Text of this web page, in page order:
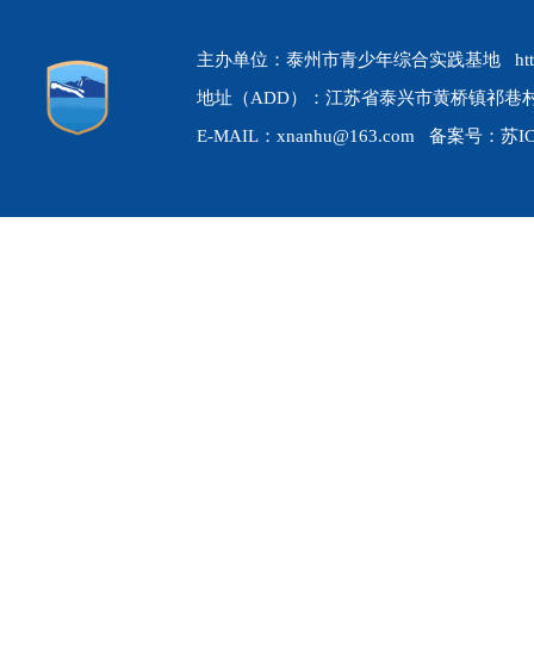
主办单位：泰州市青少年综合实践基地
地址（ADD）：江苏省泰兴市黄桥镇祁
E-MAIL：xnanhu@163.com 备案号： 苏